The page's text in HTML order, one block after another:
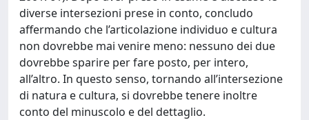
diverse intersezioni prese in conto, concludo
affermando che l’articolazione individuo e cultura
non dovrebbe mai venire meno: nessuno dei due
dovrebbe sparire per fare posto, per intero,
all’altro. In questo senso, tornando all’intersezione
di natura e cultura, si dovrebbe tenere inoltre
conto del minuscolo e del dettaglio.